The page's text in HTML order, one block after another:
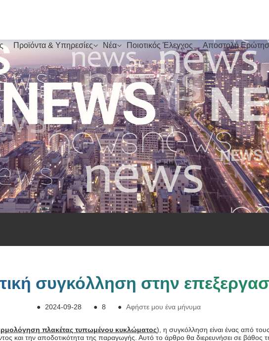
Προϊόντα & Υπηρεσίες Νέα Ποιοτικός Έλεγχος Αποστολή
συγκόλληση στην
● 2024-09-28 ● 8 ● Αφήστε μου ένα μήνυμα
πλακέτας τυπωμένου κυκλώματος), η συγκόλληση είναι ένας από
και την αποδοτικότητα της παραγωγής. Αυτό το άρθρο θα διερευνήσει σε βάθος